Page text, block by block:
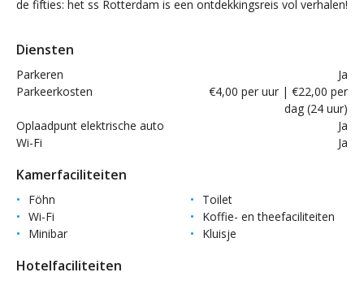
de fifties: het ss Rotterdam is een ontdekkingsreis vol verhalen!
Diensten
Parkeren
Ja
Parkeerkosten
€4,00 per uur | €22,00 per
dag (24 uur)
Oplaadpunt elektrische auto
Ja
Wi-Fi
Ja
Kamerfaciliteiten
Föhn
Toilet
Wi-Fi
Koffie- en theefaciliteiten
Minibar
Kluisje
Hotelfaciliteiten